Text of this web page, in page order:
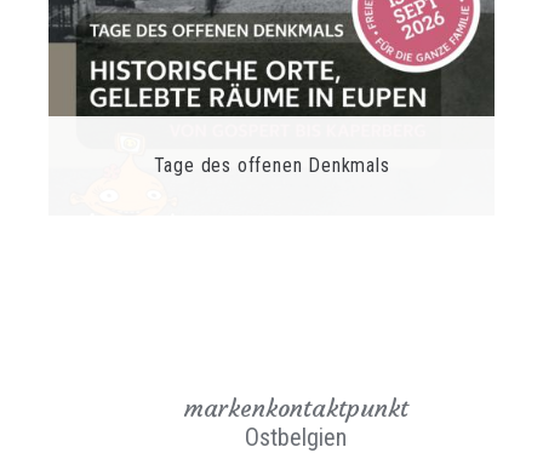
Tage des offenen Denkmals
markenkontaktpunkt
Ostbelgien